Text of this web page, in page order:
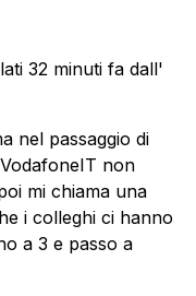
32 minuti fa dall'
nel passaggio di
non
mi chiama una
i colleghi ci hanno
a 3 e passo a